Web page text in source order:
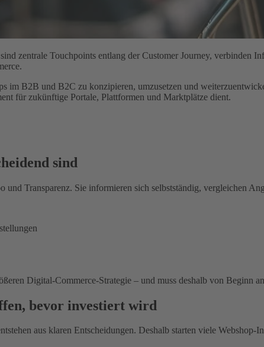
zentrale Touchpoints entlang der Customer Journey, verbinden
im B2B und B2C zu konzipieren, umzusetzen und
für zukünftige Portale, Plattformen und Marktplätze dient.
sind
Transparenz. Sie informieren sich selbstständig, vergleichen
Digital‑Commerce‑Strategie – und muss deshalb von Beginn
bevor investiert wird
aus klaren Entscheidungen. Deshalb starten viele